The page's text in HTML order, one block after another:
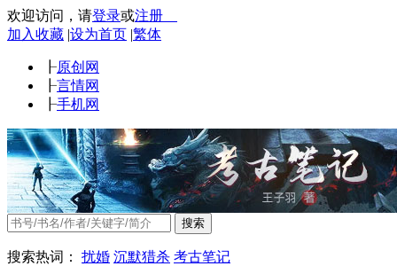
欢迎访问 ， 请登录或注册
加入收藏 |设为首页 |繁体
┠原创网
┠言情网
┠手机网
搜索
搜索热词： 扰婚 沉默猎杀 考古笔记